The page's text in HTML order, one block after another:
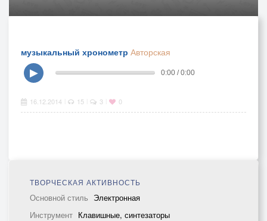
музыкальный хронометр Авторская
▶
0:00 / 0:00
16.12.2014 15 3 0
ТВОРЧЕСКАЯ АКТИВНОСТЬ
Основной стиль Электронная
Инструмент Клавишные, синтезаторы